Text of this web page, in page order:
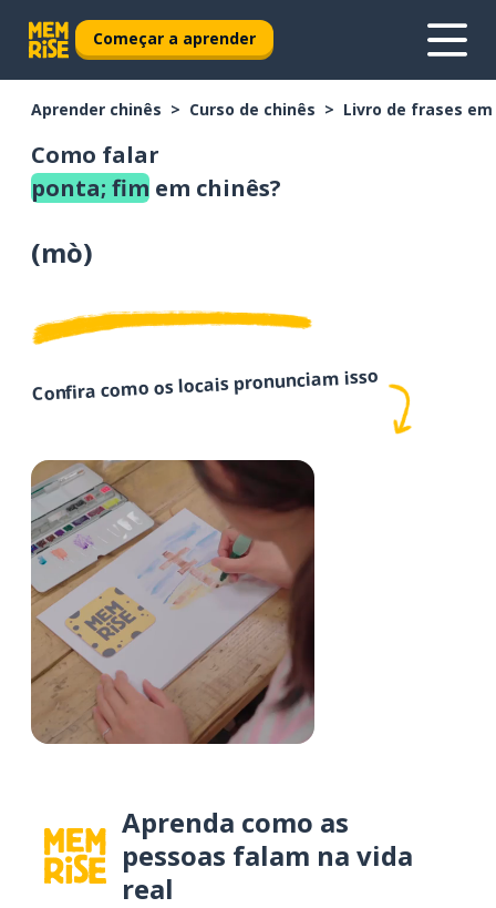
Começar a aprender
Aprender chinês Curso de chinês Livro de frases
Como falar
ponta; fim em chinês?
(mò)
Confira como os locais pronunciam isso
Aprenda como as
pessoas falam na vida
real